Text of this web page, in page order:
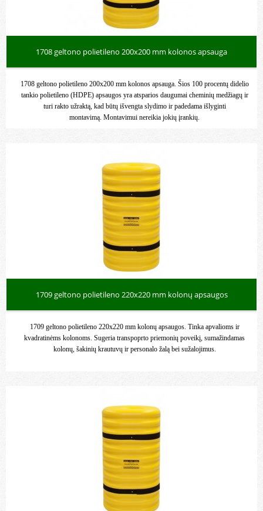
1708 geltono polietileno 200x200 mm kolonos apsauga
1708 geltono polietileno 200x200 mm kolonos apsauga. Šios 100 procentų didelio
tankio polietileno (HDPE) apsaugos yra atsparios daugumai cheminių medžiagų ir
turi rakto užraktą, kad būtų išvengta slydimo ir padedama išlyginti
montavimą. Montavimui nereikia jokių įrankių.
1709 geltono polietileno 220x220 mm kolonų apsaugos
1709 geltono polietileno 220x220 mm kolonų apsaugos. Tinka apvalioms ir
kvadratinėms kolonoms. Sugeria transpoprto priemonių poveikį, sumažindamas
kolonų, šakinių krautuvų ir personalo žalą bei sužalojimus.